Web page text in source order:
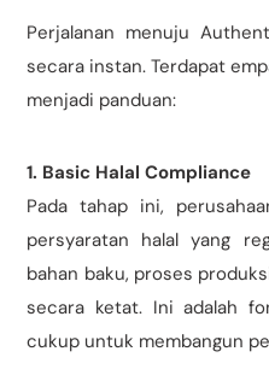
Perjalanan menuju
secara instan. Terdapat
menjadi panduan:
1. Basic Halal Compliance
Pada tahap ini,
persyaratan halal yang
bahan baku, proses
secara ketat. Ini adalah
cukup untuk membangun